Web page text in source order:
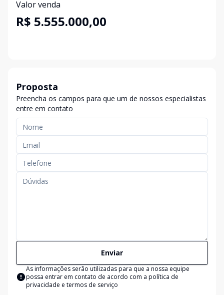
Valor venda
R$ 5.555.000,00
Proposta
Preencha os campos para que um de nossos especialistas
entre em contato
Enviar
As informações serão utilizadas para que a nossa equipe
possa entrar em contato de acordo com a política de
privacidade e termos de serviço